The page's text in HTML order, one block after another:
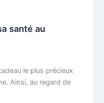
santé au
le plus précieux
Ainsi, au regard de